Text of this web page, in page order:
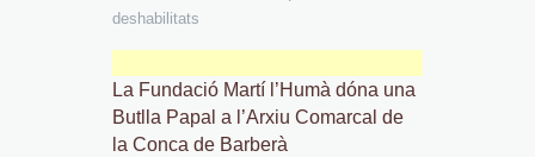
deshabilitats
La Fundació Martí l’Humà dóna una
Butlla Papal a l’Arxiu Comarcal de
la Conca de Barberà